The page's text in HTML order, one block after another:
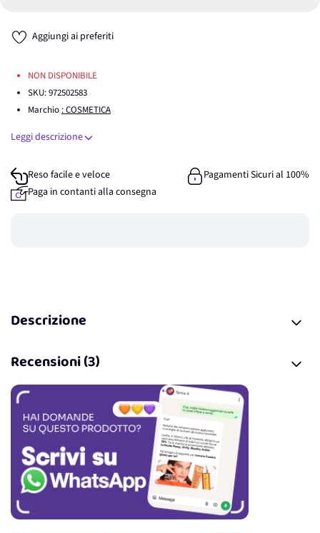
Aggiungi ai preferiti
NON DISPONIBILE
SKU:972502583
Marchio : COSMETICA
Leggi descrizione
Reso facile e veloce
Pagamenti Sicuri al 100%
Paga in contanti alla consegna
Descrizione
Recensioni (3)